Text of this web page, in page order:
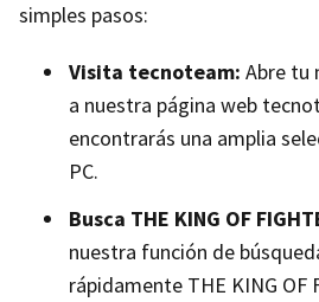
simples pasos:
Visita tecnoteam: Abre tu
a nuestra página web
encontrarás una amplia
PC.
Busca THE KING OF
nuestra función de
rápidamente THE KING OF